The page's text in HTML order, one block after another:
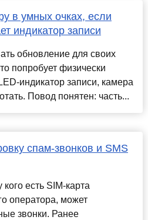
в умных очках, если
индикатор записи
обновление для своих
попробует физически
индикатор записи, камера
Повод понятен: часть...
спам-звонков и SMS
есть SIM-карта
оператора, может
звонки. Ранее